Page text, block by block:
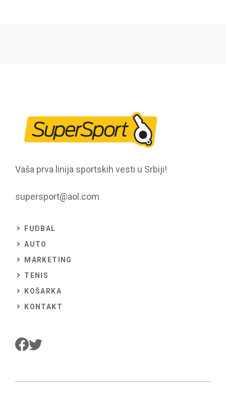
Vaša prva linija sportskih vesti u Srbiji!
supersport@aol.com
FUDBAL
AUTO
MARKETING
TENIS
KOŠARKA
KONTAKT